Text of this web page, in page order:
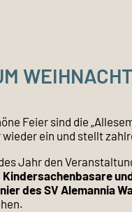
Feier sind die
ein und stellt
Jahr den
des SV Alemannia